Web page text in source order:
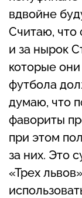
вдвойне
Считаю, что
и за нырок
которые
футбола
думаю, что
фавориты
при этом
за них. Это
«Трех